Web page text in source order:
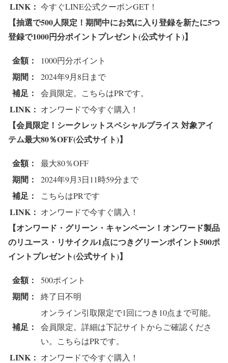
LINK： 今すぐLINE公式クーポンGET！
【抽選で500人限定！期間中にお気に入り登録を新たに5つ
登録で1000円分ポイントプレゼント(公式サイト)】
金額： 1000円分ポイント
期間： 2024年9月8日まで
補足： 会員限定。こちらはPRです。
LINK： オンワードで今すぐ購入！
【会員限定！シークレットスペシャルプライス 対象アイ
テム最大80％OFF(公式サイト)】
金額： 最大80％OFF
期間： 2024年9月3日11時59分まで
補足： こちらはPRです
LINK： オンワードで今すぐ購入！
【オンワード・グリーン・キャンペーン！オンワード製品
のリユース・リサイクル1点につきグリーンポイント500ポ
イントプレゼント(公式サイト)】
金額： 500ポイント
期間： 終了日不明
補足：
オンライン引取限定で1回につき10点まで可能。
会員限定。詳細は下記サイトからご確認くださ
い。こちらはPRです。
LINK： オンワードで今すぐ購入！